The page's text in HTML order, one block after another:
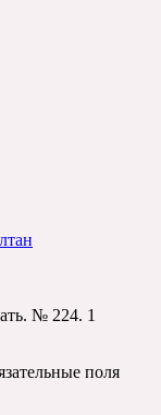
№ 224. 1
поля